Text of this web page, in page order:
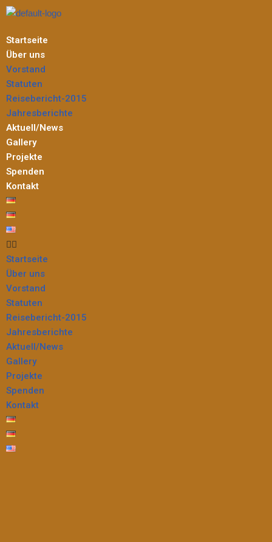
Startseite
Über uns
Vorstand
Statuten
Reisebericht-2015
Jahresberichte
Aktuell/News
Gallery
Projekte
Spenden
Kontakt
Startseite
Über uns
Vorstand
Statuten
Reisebericht-2015
Jahresberichte
Aktuell/News
Gallery
Projekte
Spenden
Kontakt